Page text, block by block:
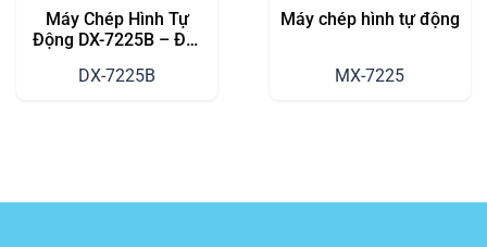
Máy Chép Hình Tự
Động DX-7225B – Đột
Gỗ Và Tre
DX-7225B
Máy chép hình tự động
MX-7225